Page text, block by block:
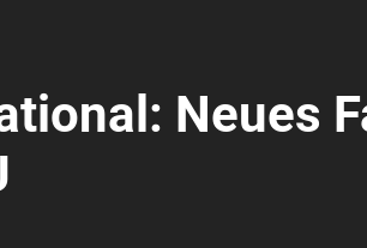
Neues